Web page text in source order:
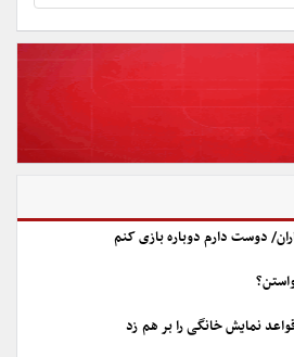
دوست دارم دوباره بازی کنم
نمایش خانگی را بر هم زد